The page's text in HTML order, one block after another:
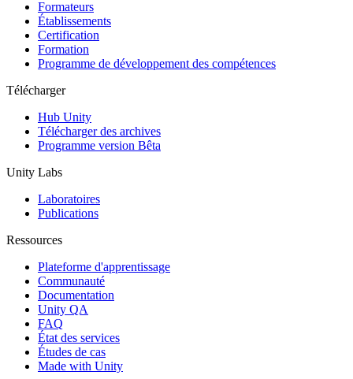
Jeux XR
Lancez des jeux XR sur plusieurs plateformes
Jeux multijoueur
Simplifiez le développement de jeux multijoueurs
Formateurs
Établissements
Certification
Formation
Programme de développement des compétences
Télécharger
Hub Unity
Télécharger des archives
Programme version Bêta
Unity Labs
Laboratoires
Publications
Ressources
Plateforme d'apprentissage
Communauté
Documentation
Unity QA
FAQ
État des services
Études de cas
Made with Unity